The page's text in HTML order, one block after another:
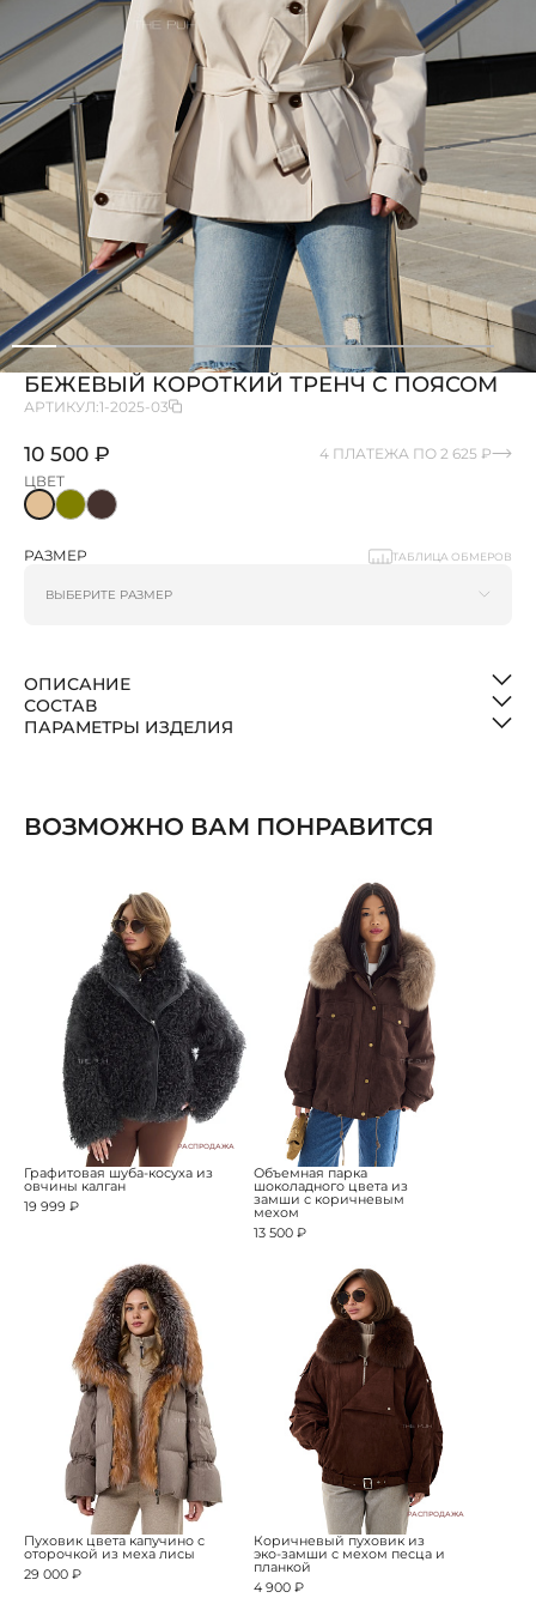
БЕЖЕВЫЙ КОРОТКИЙ ТРЕНЧ С ПОЯСОМ
АРТИКУЛ:1-2025-03
10 500 ₽
4 ПЛАТЕЖА ПО 2 625 ₽
ЦВЕТ
РАЗМЕР ТАБЛИЦА ОБМЕРОВ
ОПИСАНИЕ
СОСТАВ
ПАРАМЕТРЫ ИЗДЕЛИЯ
ВОЗМОЖНО ВАМ ПОНРАВИТСЯ
РАСПРОДАЖА
Графитовая шуба-косуха из
овчины калган
19 999 ₽
Объемная парка
шоколадного цвета из
замши с коричневым
мехом
13 500 ₽
Пуховик цвета капучино с
оторочкой из меха лисы
29 000 ₽
РАСПРОДАЖА
Коричневый пуховик из
эко-замши с мехом песца и
планкой
4 900 ₽